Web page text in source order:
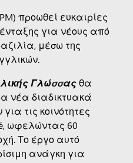
προωθεί ευκαιρίες
για νέους από
μέσω της
Γλώσσαςθα
νέα διαδικτυακά
τις κοινότητες
ωφελώντας 60
Το έργο αυτό
ανάγκη για